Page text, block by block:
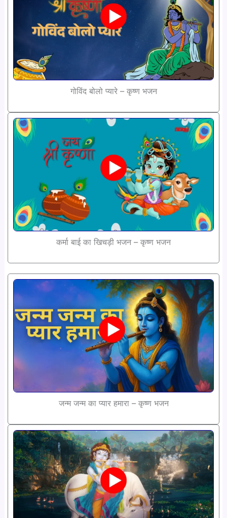
गोविंद बोलो प्यारे – कृष्ण भजन
कर्मा बाई का खिचड़ी भजन – कृष्ण भजन
जन्म जन्म का प्यार हमारा – कृष्ण भजन